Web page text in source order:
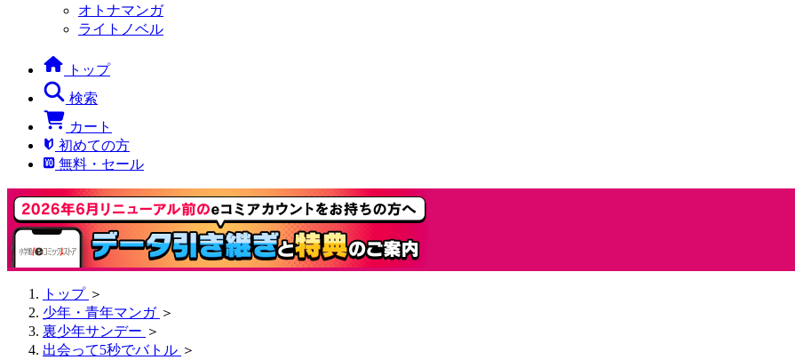
オトナマンガ
ライトノベル
トップ
検索
カート
初めての方
無料・セール
トップ ＞
少年・青年マンガ ＞
裏少年サンデー ＞
出会って5秒でバトル ＞